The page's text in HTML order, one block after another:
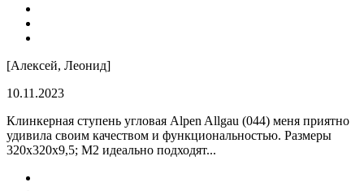
[Алексей, Леонид]
10.11.2023
Клинкерная ступень угловая Alpen Allgau (044) меня приятно
удивила своим качеством и функциональностью. Размеры
320x320x9,5; M2 идеально подходят...